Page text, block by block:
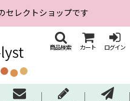
セレクトショップです
商品検索 カート ログイン